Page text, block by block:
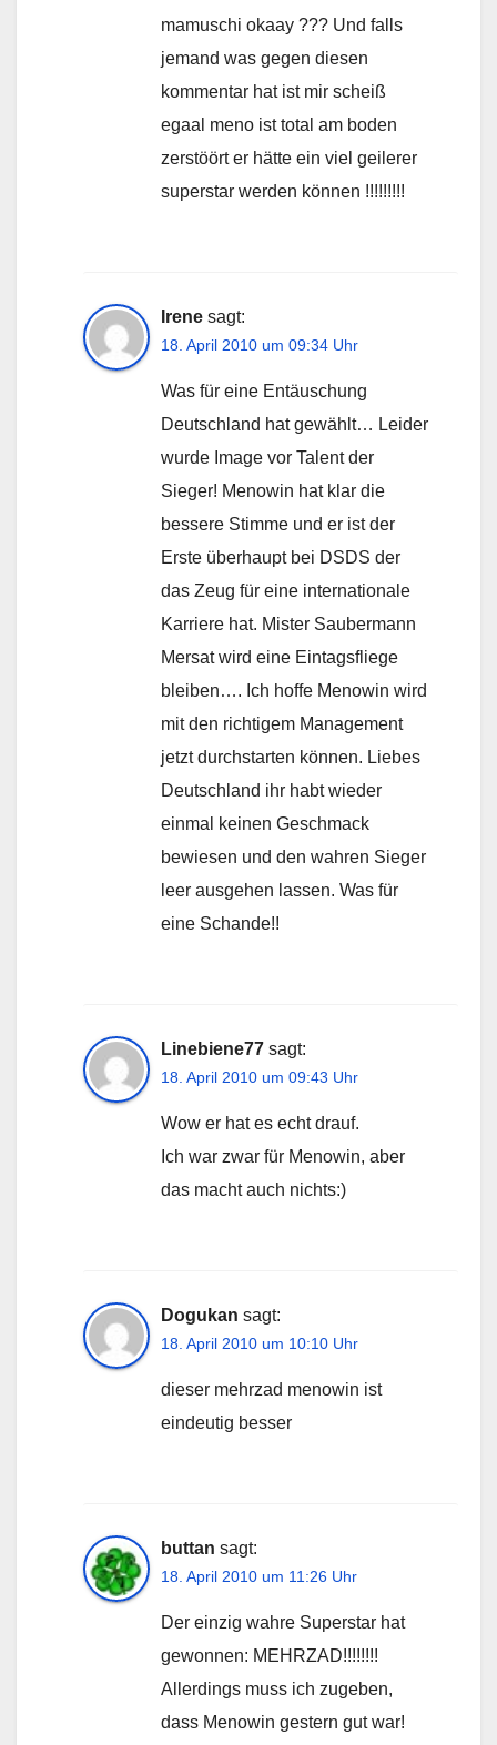
mamuschi okaay ??? Und falls
jemand was gegen diesen
kommentar hat ist mir scheiß
egaal meno ist total am boden
zerstöört er hätte ein viel geilerer
superstar werden können !!!!!!!!!
Irene sagt:
18. April 2010 um 09:34 Uhr
Was für eine Entäuschung
Deutschland hat gewählt… Leider
wurde Image vor Talent der
Sieger! Menowin hat klar die
bessere Stimme und er ist der
Erste überhaupt bei DSDS der
das Zeug für eine internationale
Karriere hat. Mister Saubermann
Mersat wird eine Eintagsfliege
bleiben…. Ich hoffe Menowin wird
mit den richtigem Management
jetzt durchstarten können. Liebes
Deutschland ihr habt wieder
einmal keinen Geschmack
bewiesen und den wahren Sieger
leer ausgehen lassen. Was für
eine Schande!!
Linebiene77 sagt:
18. April 2010 um 09:43 Uhr
Wow er hat es echt drauf.
Ich war zwar für Menowin, aber
das macht auch nichts:)
Dogukan sagt:
18. April 2010 um 10:10 Uhr
dieser mehrzad menowin ist
eindeutig besser
buttan sagt:
18. April 2010 um 11:26 Uhr
Der einzig wahre Superstar hat
gewonnen: MEHRZAD!!!!!!!!
Allerdings muss ich zugeben,
dass Menowin gestern gut war!